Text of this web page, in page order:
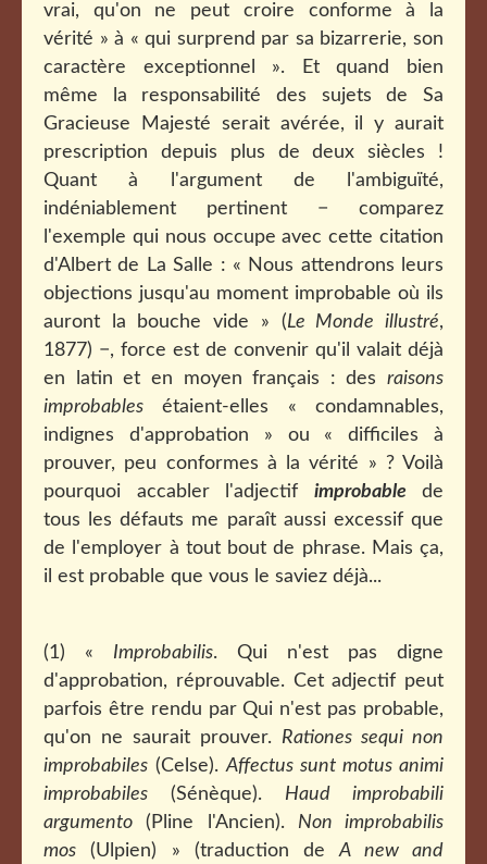
vrai, qu'on ne peut croire conforme à la
vérité » à « qui surprend par sa bizarrerie, son
caractère exceptionnel ». Et quand bien
même la responsabilité des sujets de Sa
Gracieuse Majesté serait avérée, il y aurait
prescription depuis plus de deux siècles !
Quant à l'argument de l'ambiguïté,
indéniablement pertinent − comparez
l'exemple qui nous occupe avec cette citation
d'Albert de La Salle : « Nous attendrons leurs
objections jusqu'au moment improbable où ils
auront la bouche vide » (Le Monde illustré,
1877) −, force est de convenir qu'il valait déjà
en latin et en moyen français : des raisons
improbables étaient-elles « condamnables,
indignes d'approbation » ou « difficiles à
prouver, peu conformes à la vérité » ? Voilà
pourquoi accabler l'adjectif improbablede
tous les défauts me paraît aussi excessif que
de l'employer à tout bout de phrase. Mais ça,
il est probable que vous le saviez déjà...
(1) « Improbabilis. Qui n'est pas digne
d'approbation, réprouvable. Cet adjectif peut
parfois être rendu par Qui n'est pas probable,
qu'on ne saurait prouver. Rationes sequi non
improbabiles (Celse).Affectus sunt motus animi
improbabiles (Sénèque). Haud improbabili
argumento (Pline l'Ancien). Non improbabilis
mos (Ulpien) » (traduction deA new and